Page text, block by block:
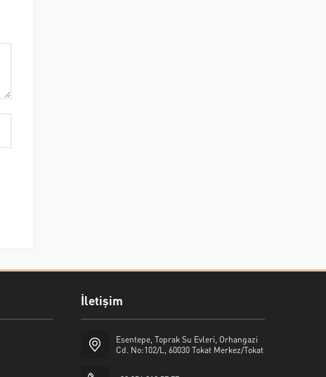
İletişim
Esentepe, Toprak Su Evleri, Orhangazi
Cd. No:102/L, 60030 Tokat Merkez/Tokat